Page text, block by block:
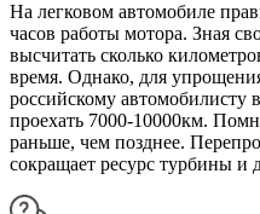
На легковом автомобиле
часов работы мотора. Зная
высчитать сколько
время. Однако, для
российскому автомобилисту
проехать 7000-10000км.
раньше, чем позднее.
сокращает ресурс турбины и